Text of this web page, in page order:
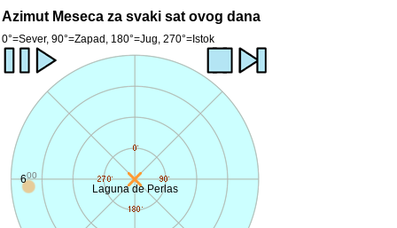
Azimut Meseca za svaki sat ovog dana
0°=Sever, 90°=Zapad, 180°=Jug, 270°=Istok
Laguna de Perlas
600